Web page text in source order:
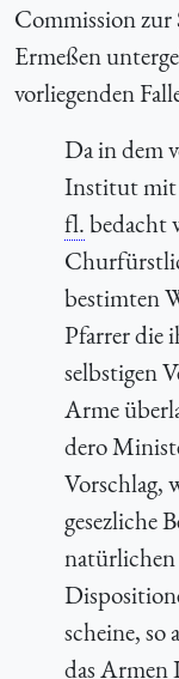
Commission zur
Ermeßen
vorliegenden
Da in dem
Institut mit
fl.bedacht
bestimten
Pfarrer die
selbstigen
Arme
dero
Vorschlag,
gesezliche
scheine, so
das Armen